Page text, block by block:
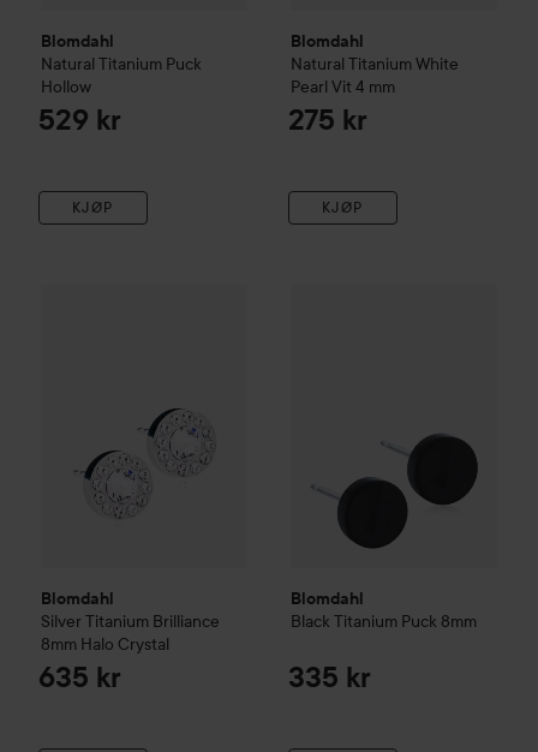
Blomdahl
Natural Titanium Puck
Hollow
529 kr
KJØP
Blomdahl
Natural TitaniumWhite
Pearl Vit 4 mm
275 kr
KJØP
Blomdahl
Silver Titanium Brilliance
8mm Halo Crystal
635 kr
Blomdahl
Black Titanium Puck 8mm
335 kr